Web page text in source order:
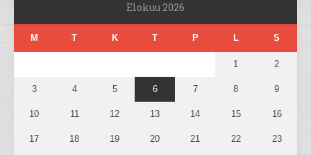
Elokuu 2026
M T K T P L S
1 2
3 4 5 6 7 8 9
10 11 12 13 14 15 16
17 18 19 20 21 22 23